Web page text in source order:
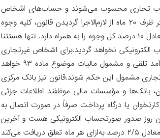
تجاری محسوب می‌شوند و حساب‌های اشخاص
غیرتجاری نیز به‌طور پیش‌فرض غیرتجاری هست، مگر خلاف آن اعلام شود.اشخاص تجاری موظفند حداکثر ظرف ۲۰ ماه از لازم‌الاجرا گردیدن قانون، کلیه وجوه
دریافتی غیرمرتبط با فروش کالا و خدمات را در سامانه مؤدیان ثبت کنند.عدم ثبت این اطلاعات، جریمه‌ای معادل ۱۰ درصد کل وجوه را به همراه دارد. تنها هستثنا
نخواهد گردید.برای اشخاص غیرتجاری
نیز در صورتی که وجوه واریزی به حساب‌های آن‌ها از نصاب تعیین‌گردیده فراتر رود، این مبالغ به‌عنوان درآمد تلقی و مشمول مالیات موضوع ماده ۹۳ خواهد
مشمول این حکم شوند.قانون نیز بانک مرکزی
بانک‌ها و مؤسسات مالی موظفند اطلاعات جزئی
پرداخت با کارتخوان یا درگاه پرداخت صرفاً در صورت اتصال به
آن روز صدور صورتحساب الکترونیکی هست و آخرین
مهلت صدور تا پایان اردیبهشت سال بعد خواهد قرار دارای بود.در صورت پرداخت زودتر از موعد، تخفیفی معادل ۲/۵ درصد به‌ازای هر ماه تعلق دریافت می‌کند